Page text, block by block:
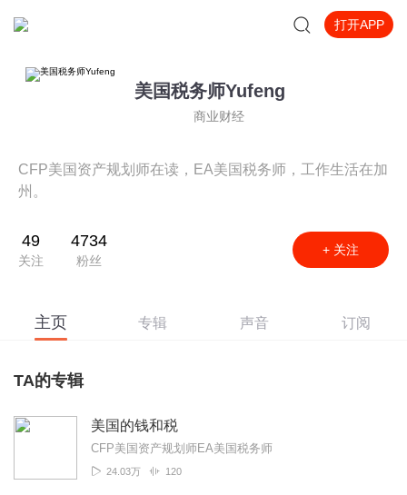
打开APP
美国税务师Yufeng
商业财经
CFP美国资产规划师在读，EA美国税务师，工作生活在加
州。
49
关注
4734
粉丝
+ 关注
主页 专辑 声音 订阅
TA的专辑
美国的钱和税
CFP美国资产规划师EA美国税务师
24.03万 120